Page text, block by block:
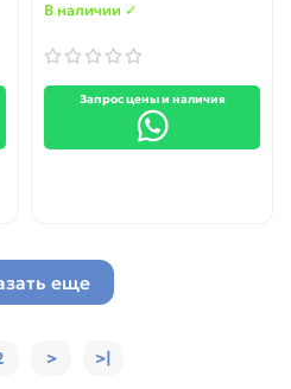
В наличии ✓
Запрос цены и наличия
еще
> >|